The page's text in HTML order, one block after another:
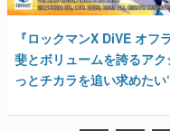
『ロックマンX DiVE オ
斐とボリュームを誇るア
っとチカラを追い求めた